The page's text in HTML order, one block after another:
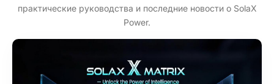
практические руководства и последние новости о SolaX
Power.